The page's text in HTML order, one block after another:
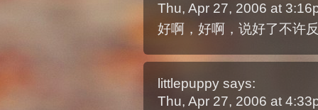
Thu, Apr 27, 2006 at
好啊，好啊，说好了不许
littlepuppy says:
Thu, Apr 27, 2006 at